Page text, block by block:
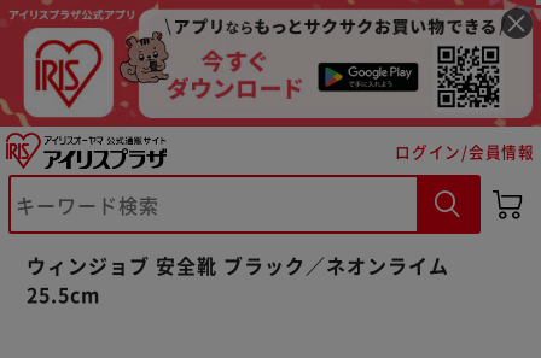
ログイン/会員情報
ウィンジョブ 安全靴 ブラック／ネオンライム
25.5cm
※ご確認ください
カートに入れる 購入手続きへ